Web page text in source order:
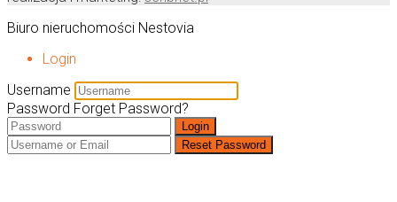
Biuro nieruchomości Nestovia
Login
Username
Password Forget Password?
Login
Reset Password